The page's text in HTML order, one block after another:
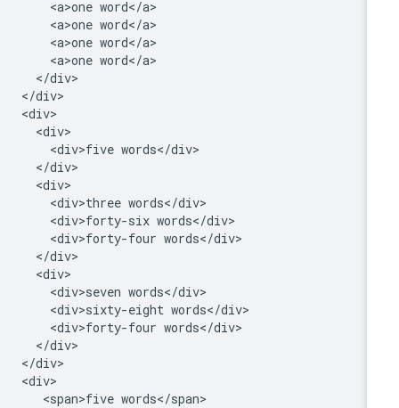
    <a>one word</a>
    <a>one word</a>
    <a>one word</a>
    <a>one word</a>
  </div>
</div>
<div>
  <div>
    <div>five words</div>
  </div>
  <div>
    <div>three words</div>
    <div>forty-six words</div>
    <div>forty-four words</div>
  </div>
  <div>
    <div>seven words</div>
    <div>sixty-eight words</div>
    <div>forty-four words</div>
  </div>
</div>
<div>
   <span>five words</span>